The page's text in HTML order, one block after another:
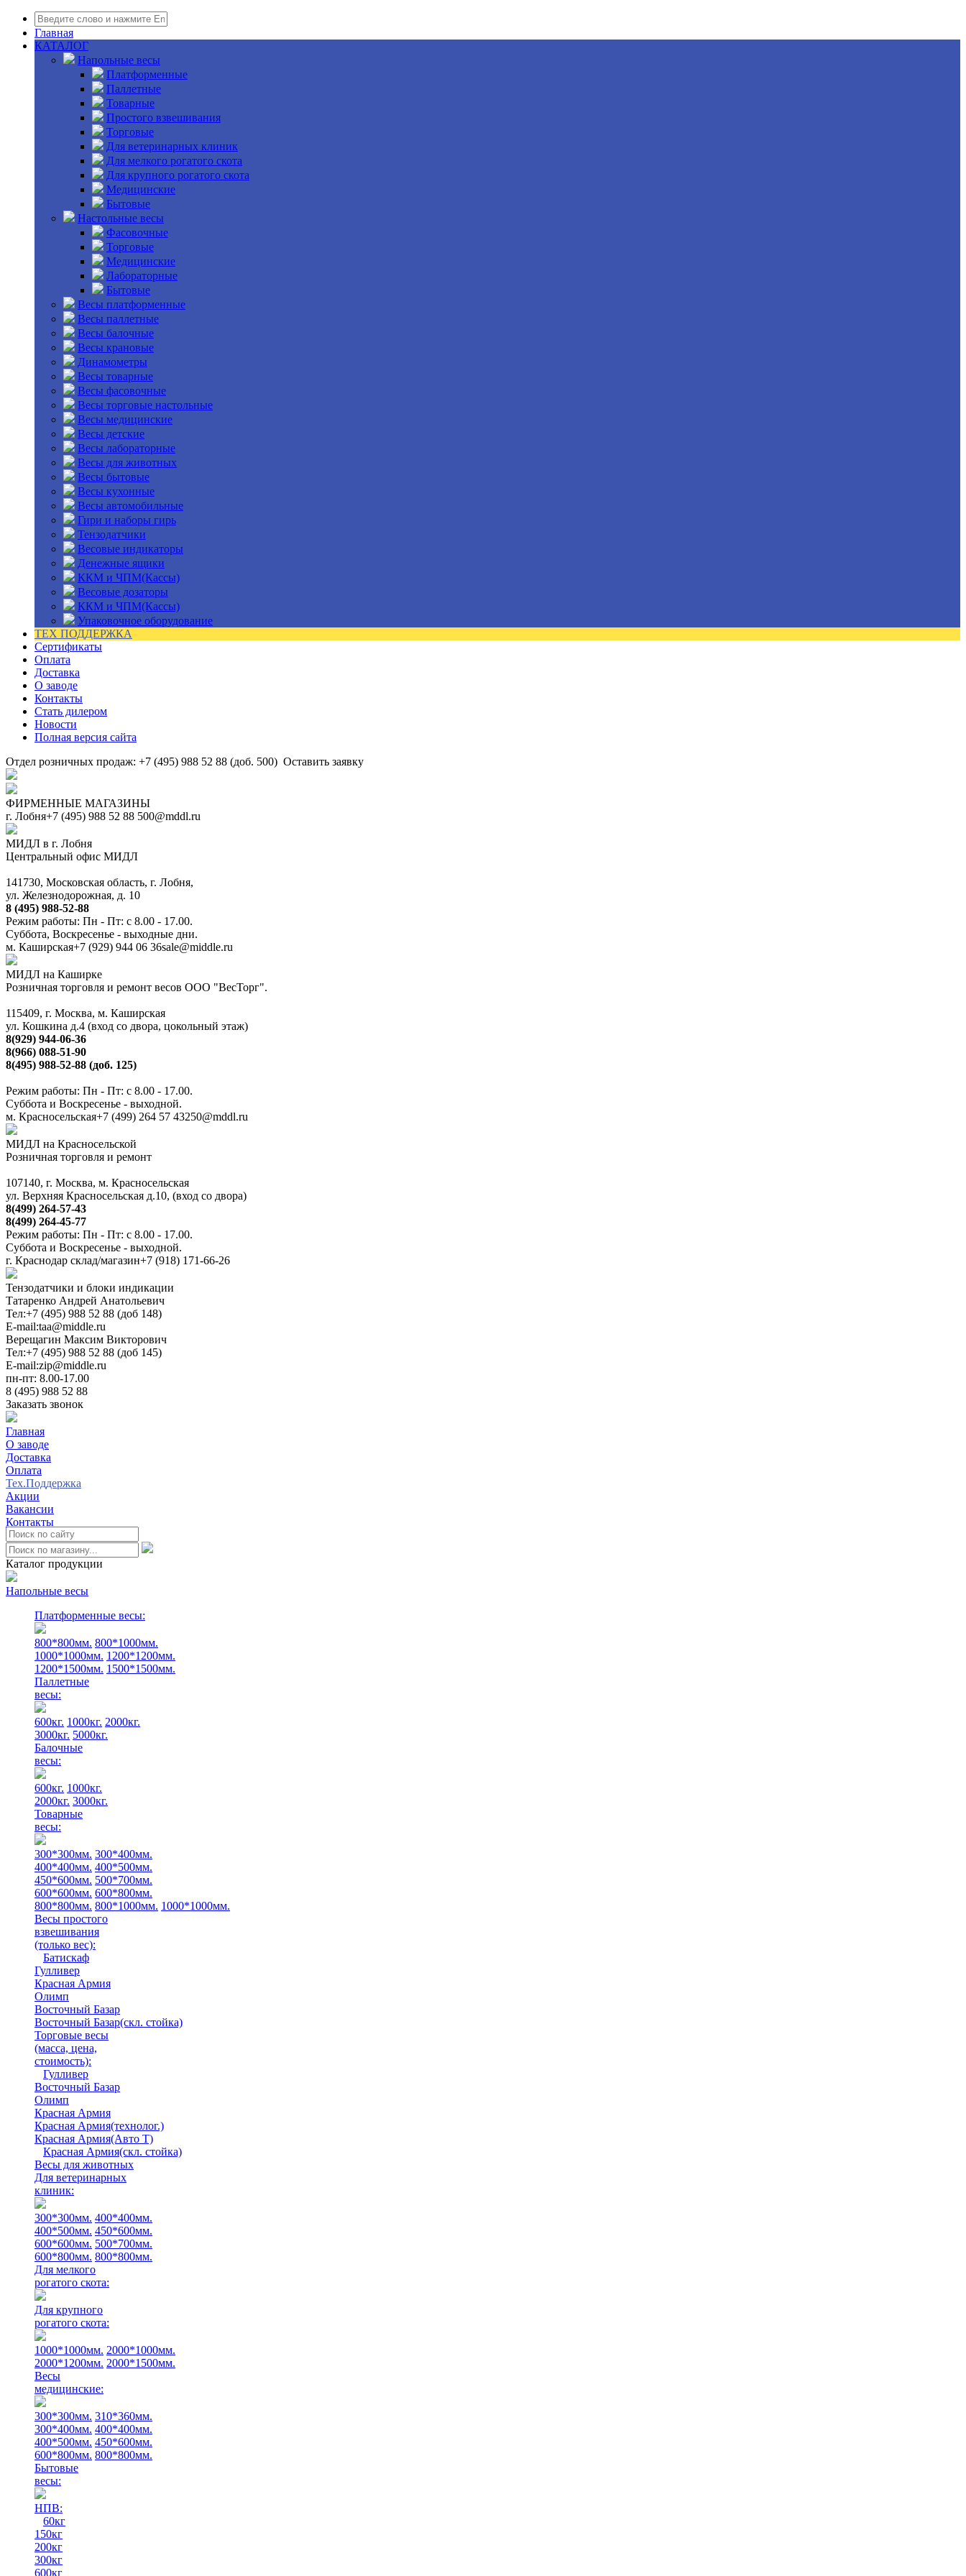
Главная
КАТАЛОГ
Напольные весы
Платформенные
Паллетные
Товарные
Простого взвешивания
Торговые
Для ветеринарных клиник
Для мелкого рогатого скота
Для крупного рогатого скота
Медицинские
Бытовые
Настольные весы
Фасовочные
Торговые
Медицинские
Лабораторные
Бытовые
Весы платформенные
Весы паллетные
Весы балочные
Весы крановые
Динамометры
Весы товарные
Весы фасовочные
Весы торговые настольные
Весы медицинские
Весы детские
Весы лабораторные
Весы для животных
Весы бытовые
Весы кухонные
Весы автомобильные
Гири и наборы гирь
Тензодатчики
Весовые индикаторы
Денежные ящики
ККМ и ЧПМ(Кассы)
Весовые дозаторы
ККМ и ЧПМ(Кассы)
Упаковочное оборудование
ТЕХ ПОДДЕРЖКА
Сертификаты
Оплата
Доставка
О заводе
Контакты
Стать дилером
Новости
Полная версия сайта
Отдел розничных продаж: +7 (495) 988 52 88 (доб. 500) Оставить заявку
ФИРМЕННЫЕ МАГАЗИНЫ
г. Лобня+7 (495) 988 52 88 500@mddl.ru
МИДЛ в г. Лобня
Центральный офис МИДЛ
141730, Московская область, г. Лобня,
ул. Железнодорожная, д. 10
8 (495) 988-52-88
Режим работы: Пн - Пт: с 8.00 - 17.00.
Суббота, Воскресенье - выходные дни.
м. Каширская+7 (929) 944 06 36sale@middle.ru
МИДЛ на Каширке
Розничная торговля и ремонт весов ООО "ВесТорг".
115409, г. Москва, м. Каширская
ул. Кошкина д.4 (вход со двора, цокольный этаж)
8(929) 944-06-36
8(966) 088-51-90
8(495) 988-52-88 (доб. 125)
Режим работы: Пн - Пт: с 8.00 - 17.00.
Суббота и Воскресенье - выходной.
м. Красносельская+7 (499) 264 57 43250@mddl.ru
МИДЛ на Красносельской
Розничная торговля и ремонт
107140, г. Москва, м. Красносельская
ул. Верхняя Красносельская д.10, (вход со двора)
8(499) 264-57-43
8(499) 264-45-77
Режим работы: Пн - Пт: с 8.00 - 17.00.
Суббота и Воскресенье - выходной.
г. Краснодар склад/магазин+7 (918) 171-66-26
Тензодатчики и блоки индикации
Татаренко Андрей Анатольевич
Тел:+7 (495) 988 52 88 (доб 148)
E-mail:taa@middle.ru
Верещагин Максим Викторович
Тел:+7 (495) 988 52 88 (доб 145)
E-mail:zip@middle.ru
пн-пт: 8.00-17.00
8 (495) 988 52 88
Заказать звонок
Главная
О заводе
Доставка
Оплата
Тех.Поддержка
Акции
Вакансии
Контакты
Каталог продукции
Напольные весы
Платформенные весы:
800*800мм. 800*1000мм.
1000*1000мм. 1200*1200мм.
1200*1500мм. 1500*1500мм.
Паллетные
весы:
600кг. 1000кг. 2000кг.
3000кг. 5000кг.
Балочные
весы:
600кг. 1000кг.
2000кг. 3000кг.
Товарные
весы:
300*300мм. 300*400мм.
400*400мм. 400*500мм.
450*600мм. 500*700мм.
600*600мм. 600*800мм.
800*800мм. 800*1000мм. 1000*1000мм.
Весы простого
взвешивания
(только вес):
Батискаф
Гулливер
Красная Армия
Олимп
Восточный Базар
Восточный Базар(скл. стойка)
Торговые весы
(масса, цена,
стоимость):
Гулливер
Восточный Базар
Олимп
Красная Армия
Красная Армия(технолог.)
Красная Армия(Авто Т)
Красная Армия(скл. стойка)
Весы для животных
Для ветеринарных
клиник:
300*300мм. 400*400мм.
400*500мм. 450*600мм.
600*600мм. 500*700мм.
600*800мм. 800*800мм.
Для мелкого
рогатого скота:
Для крупного
рогатого скота:
1000*1000мм. 2000*1000мм.
2000*1200мм. 2000*1500мм.
Весы
медицинские:
300*300мм. 310*360мм.
300*400мм. 400*400мм.
400*500мм. 450*600мм.
600*800мм. 800*800мм.
Бытовые
весы:
НПВ:
60кг
150кг
200кг
300кг
600кг
0